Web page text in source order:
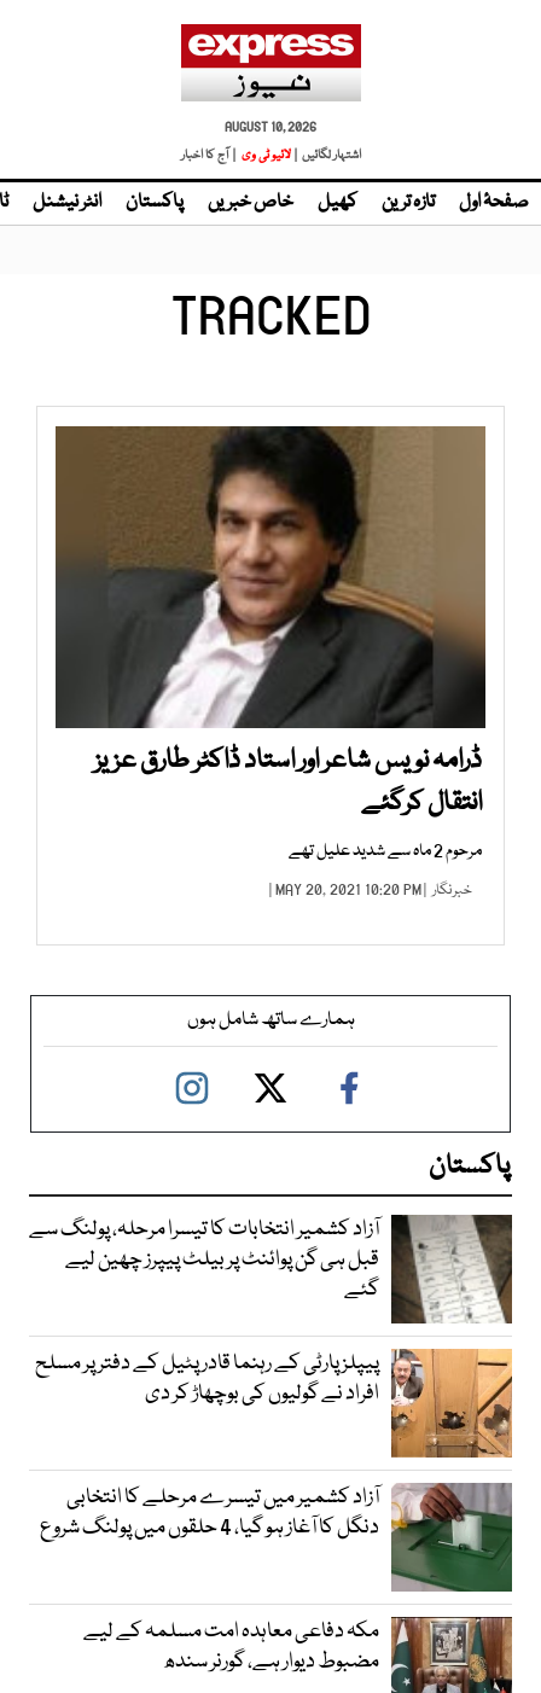
AUGUST 10, 2026
اشتہار لگائیں | لائیو ٹی وی | آج کا اخبار
صفحۂ اول تازہ ترین کھیل خاص خبریں پاکستان انٹر نیشنل
TRACKED
ڈرامہ نویس شاعر اور استاد ڈاکٹر طارق عزیز
انتقال کرگئے
مرحوم 2 ماہ سے شدید علیل تھے
خبرنگار | MAY 20, 2021 10:20 PM |
ہمارے ساتھ شامل ہوں
پاکستان
آزاد کشمیر انتخابات کا تیسرا مرحلہ، پولنگ سے
قبل ہی گن پوائنٹ پر بیلٹ پیپرز چھین لیے
گئے
پیپلز پارٹی کے رہنما قادر پٹیل کے دفتر پر مسلح
افراد نے گولیوں کی بوچھاڑ کر دی
آزاد کشمیر میں تیسرے مرحلے کا انتخابی
دنگل کا آغاز ہو گیا، 4 حلقوں میں پولنگ شروع
مکہ دفاعی معاہدہ امت مسلمہ کے لیے
مضبوط دیوار ہے، گورنر سندھ